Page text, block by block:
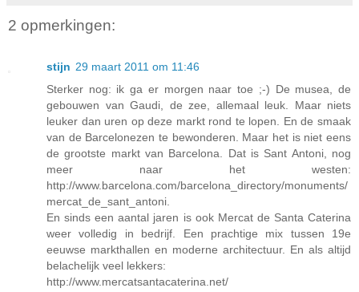
2 opmerkingen:
stijn 29 maart 2011 om 11:46
Sterker nog: ik ga er morgen naar toe ;-) De musea, de
gebouwen van Gaudi, de zee, allemaal leuk. Maar niets
leuker dan uren op deze markt rond te lopen. En de smaak
van de Barcelonezen te bewonderen. Maar het is niet eens
de grootste markt van Barcelona. Dat is Sant Antoni, nog
meer naar het westen:
http://www.barcelona.com/barcelona_directory/monuments/
mercat_de_sant_antoni.
En sinds een aantal jaren is ook Mercat de Santa Caterina
weer volledig in bedrijf. Een prachtige mix tussen 19e
eeuwse markthallen en moderne architectuur. En als altijd
belachelijk veel lekkers:
http://www.mercatsantacaterina.net/